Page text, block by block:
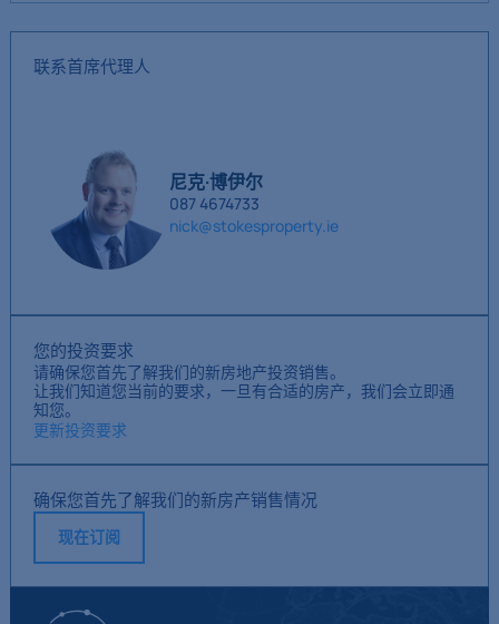
联系首席代理人
尼克·博伊尔
087 4674733
nick@stokesproperty.ie
您的投资要求
请确保您首先了解我们的新房地产投资销售。
让我们知道您当前的要求，一旦有合适的房产，我们会立即通
知您。
更新投资要求
确保您首先了解我们的新房产销售情况
现在订阅